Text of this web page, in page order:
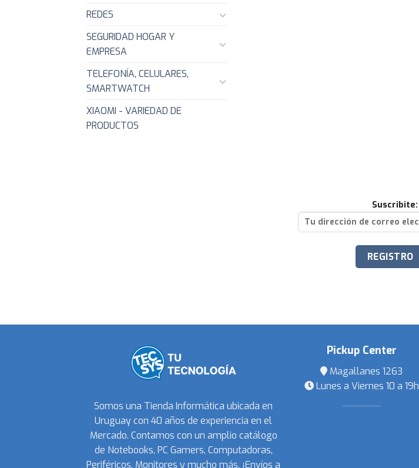
REDES
SEGURIDAD HOGAR Y
EMPRESA
TELEFONÍA, CELULARES,
SMARTWATCH
XIAOMI - VARIEDAD DE
PRODUCTOS
Suscribite:
Somos una Tienda Informática ubicada en
Uruguay con 40 años de experiencia en el
Mercado. Contamos con un amplio catálogo
de Notebooks, PC Gamers, Computadoras,
Periféricos, Monitores y mucho más. ¡Envíos a
Pickup Center
Magallanes 1263
Lunes a Viernes 10 a 19h